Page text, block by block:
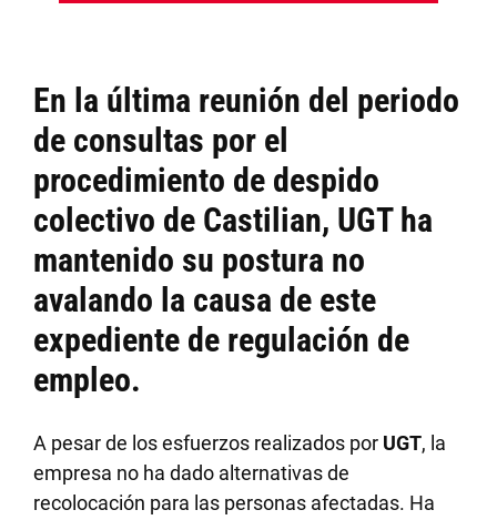
En la última reunión del periodo
de consultas por el
procedimiento de despido
colectivo de Castilian, UGT ha
mantenido su postura no
avalando la causa de este
expediente de regulación de
empleo.
A pesar de los esfuerzos realizados por UGT, la
empresa no ha dado alternativas de
recolocación para las personas afectadas. Ha